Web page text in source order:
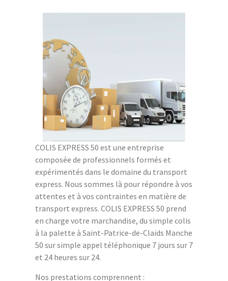
COLIS EXPRESS 50 est une entreprise
composée de professionnels formés et
expérimentés dans le domaine du transport
express. Nous sommes là pour répondre à vos
attentes et à vos contraintes en matière de
transport express. COLIS EXPRESS 50 prend
en charge votre marchandise, du simple colis
à la palette à Saint-Patrice-de-Claids Manche
50 sur simple appel téléphonique 7 jours sur 7
et 24 heures sur 24.
Nos prestations comprennent :